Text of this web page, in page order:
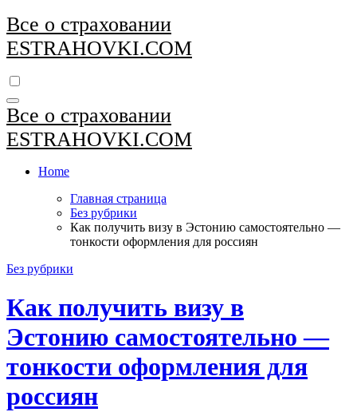
Перейти
к
содержимому
Все о страховании
ESTRAHOVKI.COM
Все о страховании
ESTRAHOVKI.COM
Home
Главная страница
Без рубрики
Как получить визу в Эстонию самостоятельно —
тонкости оформления для россиян
Без рубрики
Как получить визу в
Эстонию самостоятельно —
тонкости оформления для
россиян